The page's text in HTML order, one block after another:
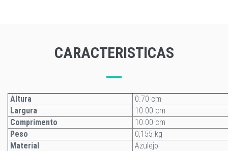
CARACTERISTICAS
Altura
0.70 cm
Largura
10.00 cm
Comprimento
10.00 cm
Peso
0,155 kg
Material
Azulejo